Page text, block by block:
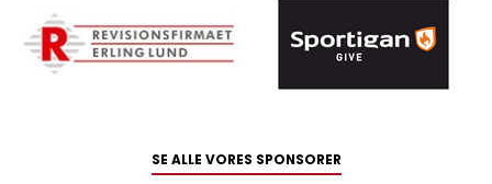
SE ALLE VORES SPONSORER